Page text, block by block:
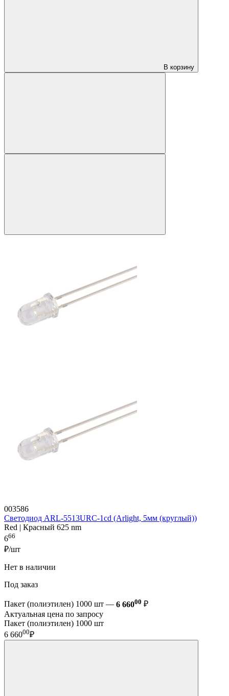
В корзину
003586
Светодиод ARL-5513URC-1cd (Arlight, 5мм (круглый))
Red | Красный 625 nm
666
₽/шт
Нет в наличии
Под заказ
Пакет (полиэтилен) 1000 шт — 6 66000 ₽
Актуальная цена по запросу
Пакет (полиэтилен) 1000 шт
6 66000₽